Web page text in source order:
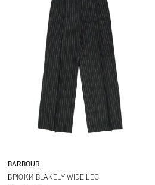
8 10 12
BARBOUR
БРЮКИ BLAKELY WIDE LEG